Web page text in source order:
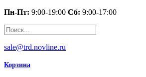
Пн-Пт: 9:00-19:00 Сб: 9:00-17:00
sale@trd.novline.ru
Корзина